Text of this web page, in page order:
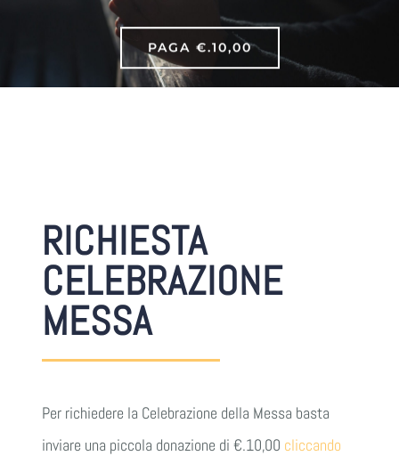
PAGA €.10,00
RICHIESTA
CELEBRAZIONE
MESSA
Per richiedere la Celebrazione della Messa basta
inviare una piccola donazione di €.10,00 cliccando